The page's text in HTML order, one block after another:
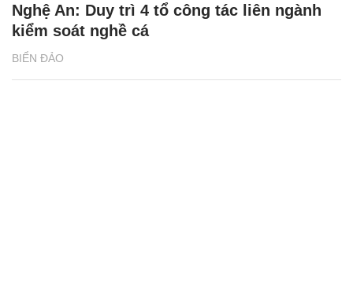
BIỂN ĐẢO
Nghệ An: Duy trì 4 tổ công tác liên ngành
kiểm soát nghề cá